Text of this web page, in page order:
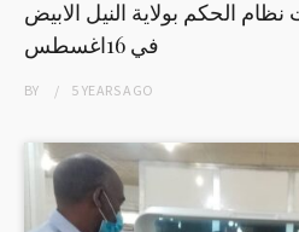
الحكم بولاية النيل الابيض
في 16اغسطس
BY 5 YEARSAGO